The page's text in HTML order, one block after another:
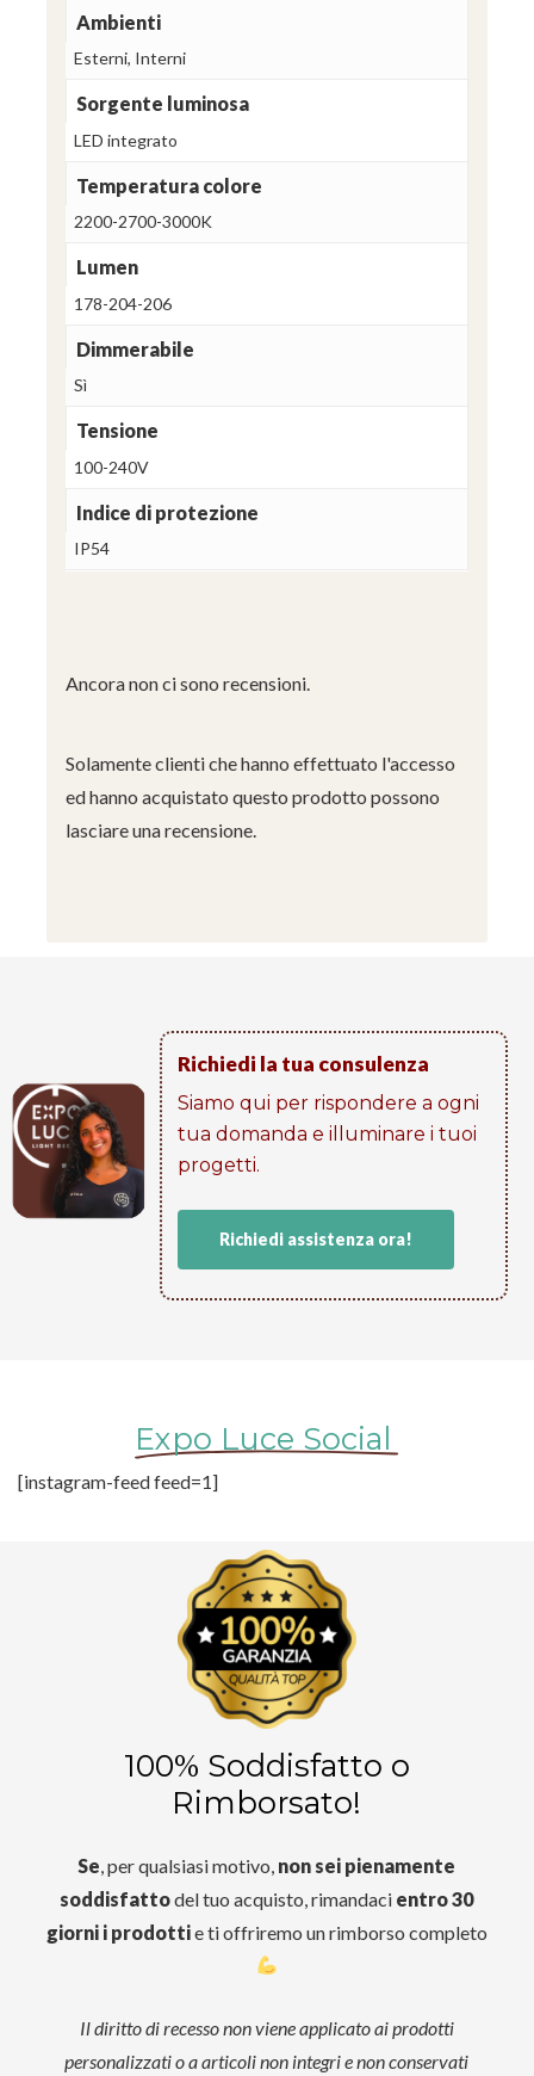
Ambienti
Esterni, Interni
Sorgente luminosa
LED integrato
Temperatura colore
2200-2700-3000K
Lumen
178-204-206
Dimmerabile
Sì
Tensione
100-240V
Indice di protezione
IP54
Ancora non ci sono recensioni.
Solamente clienti che hanno effettuato l'accesso
ed hanno acquistato questo prodotto possono
lasciare una recensione.
Richiedi la tua consulenza
Siamo qui per rispondere a ogni
tua domanda e illuminare i tuoi
progetti​.
Richiedi assistenza ora!
Expo Luce Social
[instagram-feed feed=1]
100% Soddisfatto o
Rimborsato!
Se , per qualsiasi motivo, non sei pienamente
soddisfattodel tuo acquisto, rimandaci entro 30
giorni i prodottie ti offriremo un rimborso completo
Il diritto di recesso non viene applicato ai prodotti
personalizzati o a articoli non integri e non conservati